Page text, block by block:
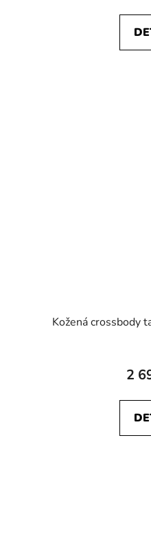
Kožená crossbody
2